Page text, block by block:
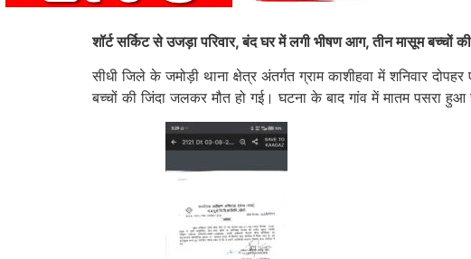
शॉर्ट सर्किट से उजड़ा परिवार, बंद घर में लगी भीषण आग, तीन मासूम बच्चों की
सीधी जिले के जमोड़ी थाना क्षेत्र अंतर्गत ग्राम काशीहवा में शनिवार
बच्चों की जिंदा जलकर मौत हो गई। घटना के बाद गांव में मातम पसरा हुआ